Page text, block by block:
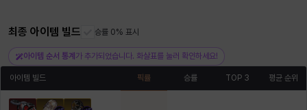
헤이즈 헨리 현우
최종 아이템 빌드 승률 0% 표시
아이템 순서 통계 가 추가되었습니다. 화살표를 눌러 확인하세요!
아이템 빌드 픽률 승률 TOP 3 평균 순위